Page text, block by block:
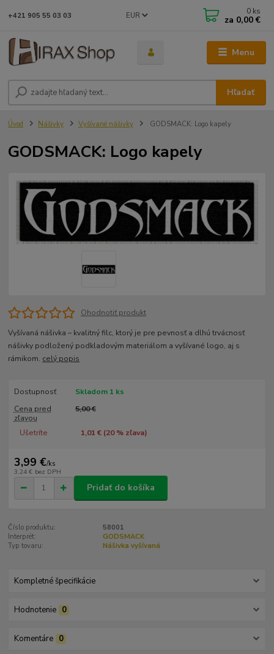
Menu
EUR
Hľadať
+421 905 55 03 03 0 ks
za 0,00 €
Úvod Nášivky Vyšívané nášivky GODSMACK: Logo kapely
GODSMACK: Logo kapely
Ohodnotiť produkt
Vyšívaná nášivka – kvalitný filc, ktorý je pre pevnosť a dlhú trvácnosť
nášivky podložený podkladovým materiálom a vyšívané logo, aj s
rámikom. celý popis
Dostupnosť
Skladom 1 ks
Cena pred
zľavou
5,00 €
Ušetríte 1,01 € (20% zľava)
3,99 €/ks
3,24 € bez DPH
Pridať do košíka
Číslo produktu:
58001
Interprét:
GODSMACK
Typ tovaru:
Nášivka vyšívaná
Kompletné špecifikácie
Hodnotenie 0
Komentáre 0